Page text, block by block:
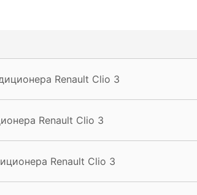
Renault Clio 3
Renault Clio 3
Renault Clio 3